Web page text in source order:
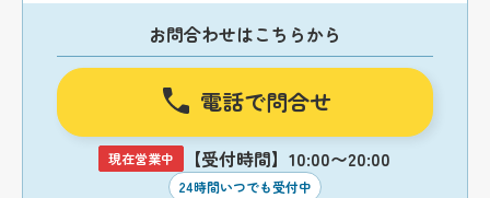
お問合わせはこちらから
電話で問合せ
現在営業中 【受付時間】10:00〜20:00
24時間いつでも受付中